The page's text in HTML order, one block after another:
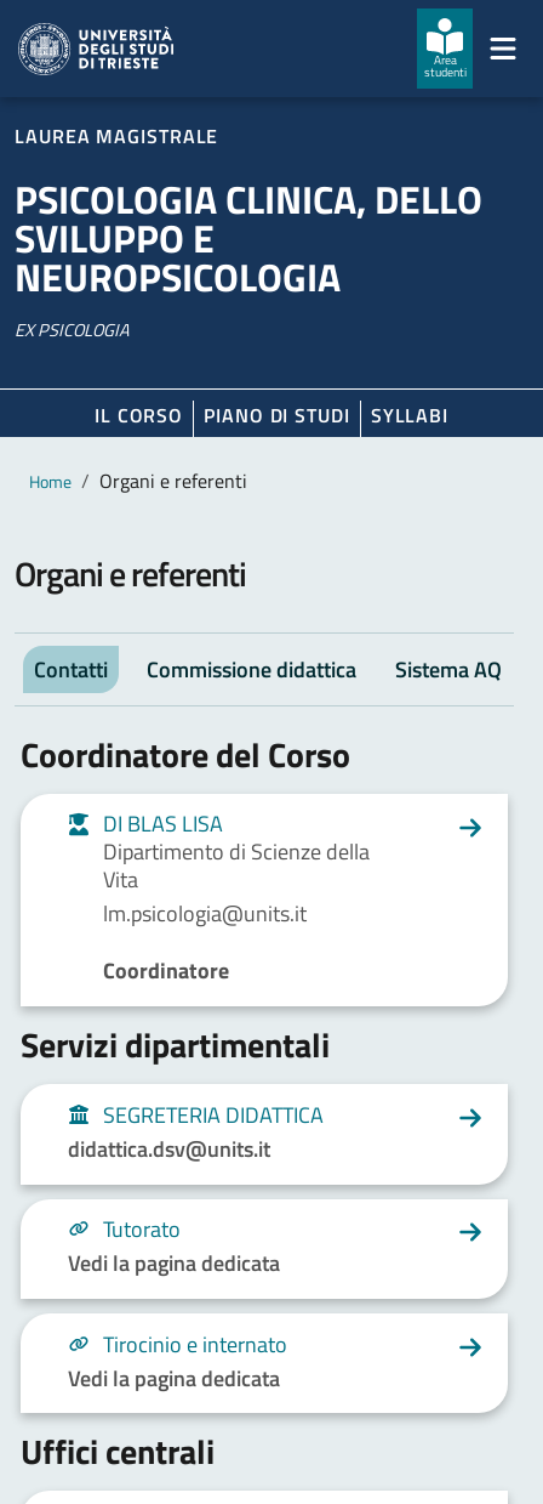
Area
studenti
LAUREA MAGISTRALE
PSICOLOGIA CLINICA, DELLO
SVILUPPO E
NEUROPSICOLOGIA
EX PSICOLOGIA
IL CORSO PIANO DI STUDI SYLLABI
Contenuto principale
Breadcrumb
Home Organi e referenti
Organi e referenti
Contatti Commissione didattica Sistema AQ
Coordinatore del Corso
DI BLAS LISA
Dipartimento di Scienze della
Vita
lm.psicologia@units.it
Coordinatore
Servizi dipartimentali
SEGRETERIA DIDATTICA
didattica.dsv@units.it
Tutorato
Vedi la pagina dedicata
Tirocinio e internato
Vedi la pagina dedicata
Uffici centrali